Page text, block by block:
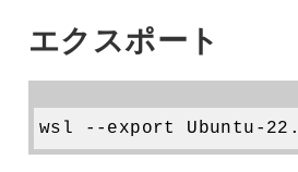
エクスポート